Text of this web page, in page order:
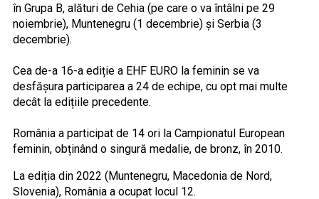
în Grupa B, alături de Cehia (pe care o va întâlni pe 29
noiembrie), Muntenegru (1 decembrie) și Serbia (3
decembrie).
Cea de-a 16-a ediție a EHF EURO la feminin se va
desfășura participarea a 24 de echipe, cu opt mai multe
decât la edițiile precedente.
România a participat de 14 ori la Campionatul European
feminin, obținând o singură medalie, de bronz, în 2010.
La ediția din 2022 (Muntenegru, Macedonia de Nord,
Slovenia), România a ocupat locul 12.